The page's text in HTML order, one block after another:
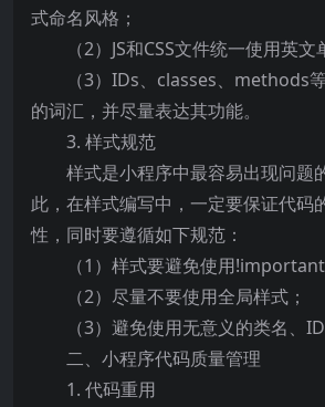
式命名风格；
（2）JS和CSS文件统一使用英文
（3）IDs、classes、methods
的词汇，并尽量表达其功能。
3. 样式规范
样式是小程序中最容易出现问题
此，在样式编写中，一定要保证代码
性，同时要遵循如下规范：
（1）样式要避免使用!important
（2）尽量不要使用全局样式；
（3）避免使用无意义的类名、ID
二、小程序代码质量管理
1. 代码重用